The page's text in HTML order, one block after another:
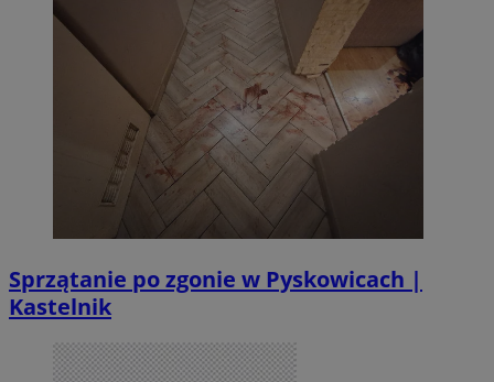
Sprzątanie po zgonie w Pyskowicach |
Kastelnik